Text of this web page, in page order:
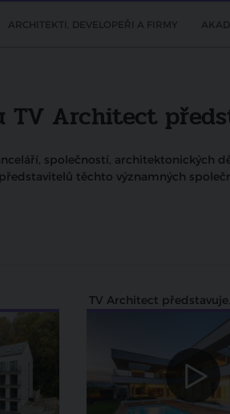
ARCHITEKTI, DEVELOPEŘI A FIRMY
TV Architect
společností, architektonických
těchto významných
TV Architect